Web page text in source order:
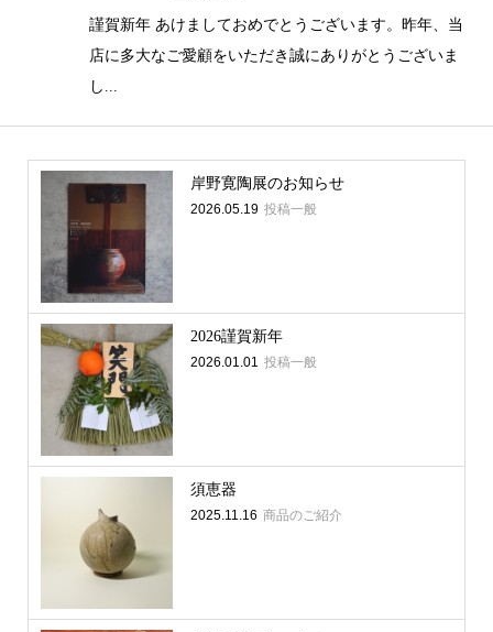
謹賀新年 あけましておめでとうございます。昨年、当
店に多大なご愛顧をいただき誠にありがとうございま
し...
岸野寛陶展のお知らせ
2026.05.19 投稿一般
2026謹賀新年
2026.01.01 投稿一般
須恵器
2025.11.16 商品のご紹介